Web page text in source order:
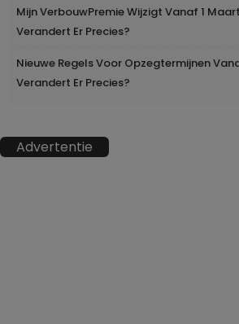
Mijn VerbouwPremie Wijzigt Vanaf 1
Verandert Er Precies?
Nieuwe Regels Voor Opzegtermijnen
Verandert Er Precies?
Advertentie